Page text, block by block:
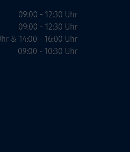
09:00 - 12:30 Uhr
09:00 - 12:30 Uhr
& 14:00 - 16:00 Uhr
09:00 - 10:30 Uhr